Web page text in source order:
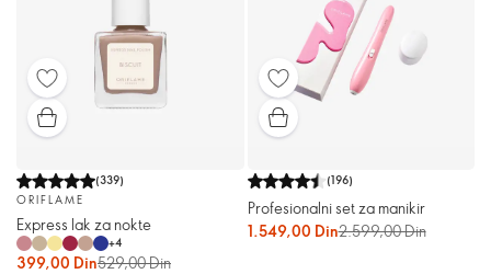
(339)
ORIFLAME
Express lak za nokte
+4
399,00 Din529,00 Din
(196)
Profesionalni set za manikir
1.549,00 Din2.599,00 Din